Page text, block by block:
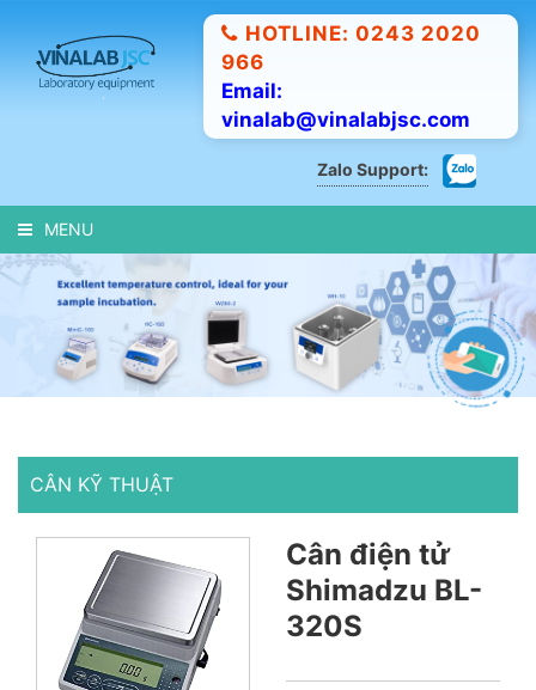
HOTLINE: 0243 2020
966
Email:
vinalab@vinalabjsc.com
Zalo Support:
MENU
CÂN KỸ THUẬT
Cân điện tử
Shimadzu BL-
320S